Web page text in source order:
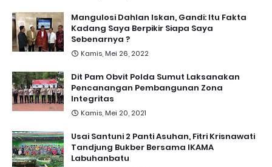
Mangulosi Dahlan Iskan, Gandi: Itu Fakta
Kadang Saya Berpikir Siapa Saya
Sebenarnya ?
Kamis, Mei 26, 2022
Dit Pam Obvit Polda Sumut Laksanakan
Pencanangan Pembangunan Zona
Integritas
Kamis, Mei 20, 2021
Usai Santuni 2 Panti Asuhan, Fitri Krisnawati
Tandjung Bukber Bersama IKAMA
Labuhanbatu